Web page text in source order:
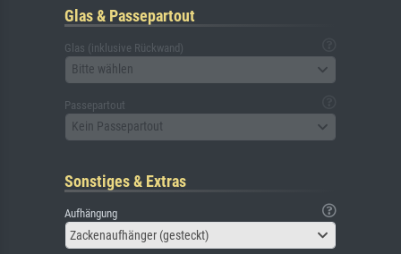
Glas & Passepartout
Glas (inklusive Rückwand)
Bitte wählen
Passepartout
Kein Passepartout
Sonstiges & Extras
Aufhängung
Zackenaufhänger (gesteckt)